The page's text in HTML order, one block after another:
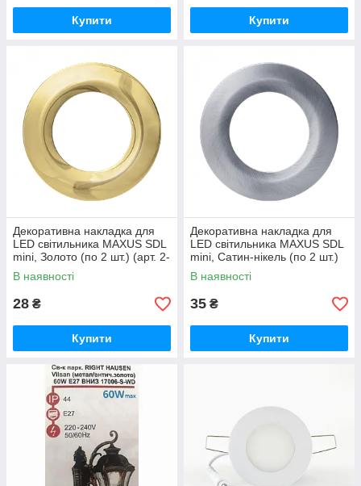
Купити Купити
Декоративна накладка для
LED світильника MAXUS SDL
mini, Золото (по 2 шт.) (арт. 2-
CSDL-GL-1)
В наявності
28 ₴
Купити
Декоративна накладка для
LED світильника MAXUS SDL
mini, Сатин-нікель (по 2 шт.)
(арт. 2-CSDL-SN-1)
В наявності
35 ₴
Купити